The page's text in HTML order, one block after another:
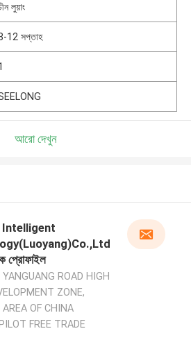
লুয়াং
12 সপ্তাহ
আরো দেখুন
Intelligent
প্রোফাইল
YANGUANG ROAD HIGH
ZONE,
AREA OF CHINA
FREE TRADE